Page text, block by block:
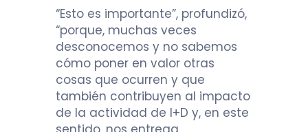
“Esto es importante”, profundizó,
“porque, muchas veces
desconocemos y no sabemos
cómo poner en valor otras
cosas que ocurren y que
también contribuyen al impacto
de la actividad de I+D y, en este